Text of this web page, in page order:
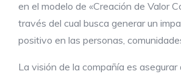
en el modelo de «Creación de Valor
través del cual busca generar un
positivo en las personas,
La visión de la compañía es asegurar